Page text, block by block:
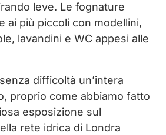
leve. Le fognature
ai più piccoli con modellini,
lavandini e WC appesi alle
difficoltà un’intera
proprio come abbiamo fatto
esposizione sul
rete idrica di Londra